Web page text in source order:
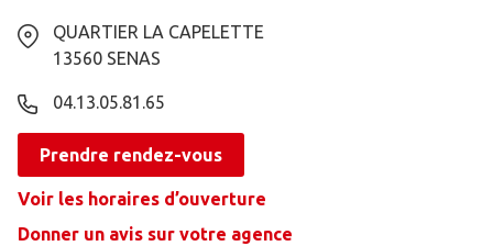
QUARTIER LA CAPELETTE
13560 SENAS
04.13.05.81.65
Prendre rendez-vous
Voir les horaires d’ouverture
Donner un avis sur votre agence